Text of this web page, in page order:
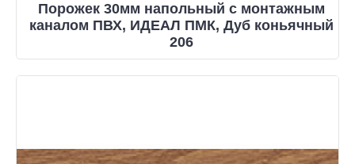
Порожек 30мм напольный с монтажным
каналом ПВХ, ИДЕАЛ ПМК, Дуб коньячный
206